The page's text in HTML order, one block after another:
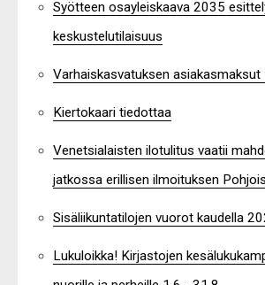
Syötteen osayleiskaava 2035
keskustelutilaisuus
Varhaiskasvatuksen
Kiertokaari tiedottaa
Venetsialaisten ilotulitus vaatii
jatkossa erillisen ilmoituksen
Sisäliikuntatilojen vuorot kaudella
Lukuloikka! Kirjastojen